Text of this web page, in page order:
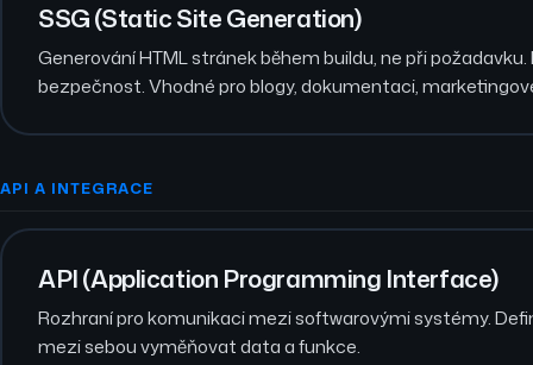
SSG (Static Site Generation)
Generování HTML stránek během buildu, ne při
bezpečnost. Vhodné pro blogy, dokumentaci,
API A INTEGRACE
API (Application Programming Interface)
Rozhraní pro komunikaci mezi softwarovými systémy.
mezi sebou vyměňovat data a funkce.